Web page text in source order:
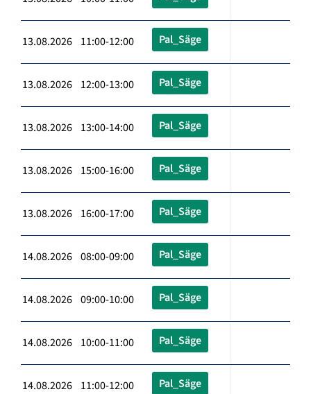
13.08.2026 11:00-12:00 Pal_Säge
13.08.2026 12:00-13:00 Pal_Säge
13.08.2026 13:00-14:00 Pal_Säge
13.08.2026 15:00-16:00 Pal_Säge
13.08.2026 16:00-17:00 Pal_Säge
14.08.2026 08:00-09:00 Pal_Säge
14.08.2026 09:00-10:00 Pal_Säge
14.08.2026 10:00-11:00 Pal_Säge
14.08.2026 11:00-12:00 Pal_Säge